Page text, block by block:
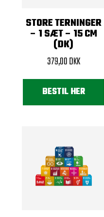
STORE TERNINGER
– 1 SÆT – 15 CM
(DK)
379,00DKK
BESTIL HER